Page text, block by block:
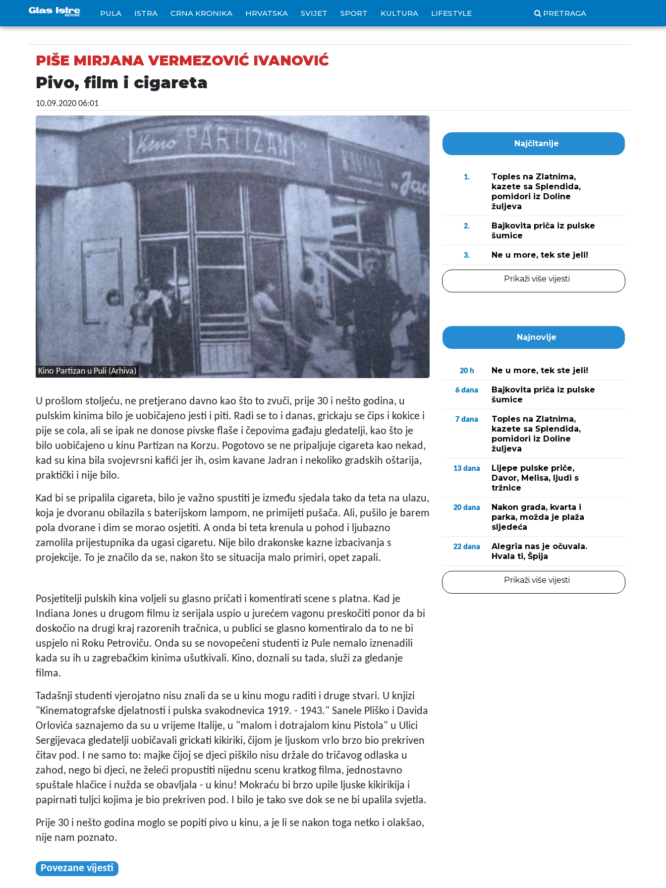
PULA ISTRA CRNA KRONIKA HRVATSKA SVIJET SPORT KULTURA LIFESTYLE PRETRAGA
PIŠE MIRJANA VERMEZOVIĆ IVANOVIĆ
Pivo, film i cigareta
10.09.2020 06:01
Kino Partizan u Puli (Arhiva)
U prošlom stoljeću, ne pretjerano davno kao što to zvuči, prije 30 i nešto godina, u
pulskim kinima bilo je uobičajeno jesti i piti. Radi se to i danas, grickaju se čips i kokice i
pije se cola, ali se ipak ne donose pivske flaše i čepovima gađaju gledatelji, kao što je
bilo uobičajeno u kinu Partizan na Korzu. Pogotovo se ne pripaljuje cigareta kao nekad,
kad su kina bila svojevrsni kafići jer ih, osim kavane Jadran i nekoliko gradskih oštarija,
praktički i nije bilo.
Kad bi se pripalila cigareta, bilo je važno spustiti je između sjedala tako da teta na ulazu,
koja je dvoranu obilazila s baterijskom lampom, ne primijeti pušača. Ali, pušilo je barem
pola dvorane i dim se morao osjetiti. A onda bi teta krenula u pohod i ljubazno
zamolila prijestupnika da ugasi cigaretu. Nije bilo drakonske kazne izbacivanja s
projekcije. To je značilo da se, nakon što se situacija malo primiri, opet zapali.
Posjetitelji pulskih kina voljeli su glasno pričati i komentirati scene s platna. Kad je
Indiana Jones u drugom filmu iz serijala uspio u jurećem vagonu preskočiti ponor da bi
doskočio na drugi kraj razorenih tračnica, u publici se glasno komentiralo da to ne bi
uspjelo ni Roku Petroviču. Onda su se novopečeni studenti iz Pule nemalo iznenadili
kada su ih u zagrebačkim kinima ušutkivali. Kino, doznali su tada, služi za gledanje
filma.
Tadašnji studenti vjerojatno nisu znali da se u kinu mogu raditi i druge stvari. U knjizi
"Kinematografske djelatnosti i pulska svakodnevica 1919. - 1943." Sanele Pliško i Davida
Orlovića saznajemo da su u vrijeme Italije, u "malom i dotrajalom kinu Pistola" u Ulici
Sergijevaca gledatelji uobičavali grickati kikiriki, čijom je ljuskom vrlo brzo bio prekriven
čitav pod. I ne samo to: majke čijoj se djeci piškilo nisu držale do tričavog odlaska u
zahod, nego bi djeci, ne želeći propustiti nijednu scenu kratkog filma, jednostavno
spuštale hlačice i nužda se obavljala - u kinu! Mokraću bi brzo upile ljuske kikirikija i
papirnati tuljci kojima je bio prekriven pod. I bilo je tako sve dok se ne bi upalila svjetla.
Prije 30 i nešto godina moglo se popiti pivo u kinu, a je li se nakon toga netko i olakšao,
nije nam poznato.
Povezane vijesti
Najčitanije
1.
Toples na Zlatnima,
kazete sa Splendida,
pomidori iz Doline
žuljeva
2.
Bajkovita priča iz pulske
šumice
3. Ne u more, tek ste jeli!
Prikaži više vijesti
Najnovije
20 h Ne u more, tek ste jeli!
6 dana
Bajkovita priča iz pulske
šumice
7 dana
Toples na Zlatnima,
kazete sa Splendida,
pomidori iz Doline
žuljeva
13 dana
Lijepe pulske priče,
Davor, Melisa, ljudi s
tržnice
20 dana
Nakon grada, kvarta i
parka, možda je plaža
sljedeća
22 dana
Alegria nas je očuvala.
Hvala ti, Špija
Prikaži više vijesti